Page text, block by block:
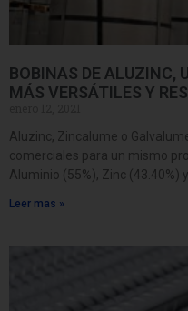
BOBINAS DE ALUZINC,
MÁS VERSÁTILES Y
Aluzinc, Zincalume o
comerciales para un mismo
Aluminio (55%), Zinc (43.40%)
Leer mas »